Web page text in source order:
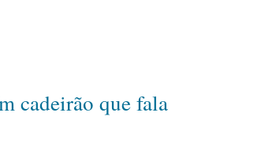
cadeirão que fala